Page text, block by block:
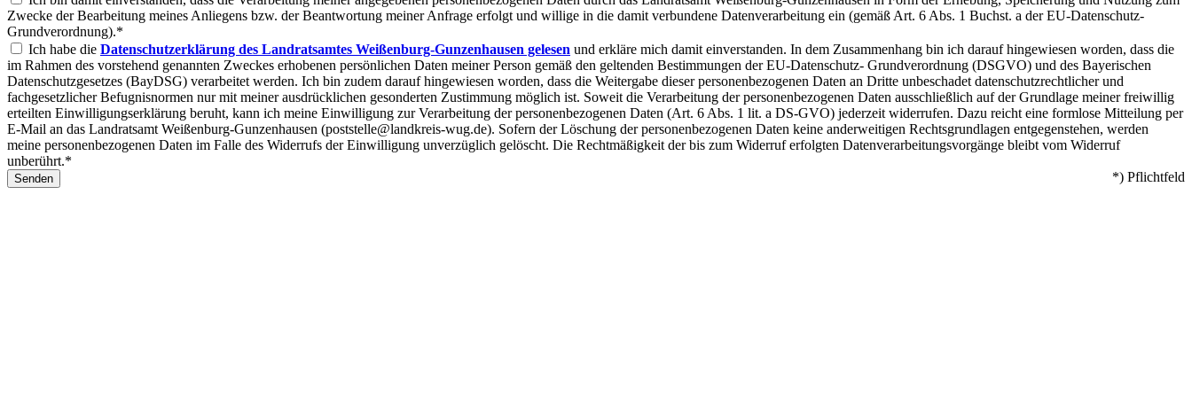
Zwecke der Bearbeitung meines Anliegens bzw. der Beantwortung meiner Anfrage erfolgt und willige in die damit verbundene Datenverarbeitung ein (gemäß Art. 6 Abs. 1 Buchst. a der EU-Datenschutz-
Grundverordnung).*
Ich habe die Datenschutzerklärung des Landratsamtes Weißenburg-Gunzenhausen gelesen und erkläre mich damit einverstanden. In dem Zusammenhang bin ich darauf hingewiesen worden, dass die
im Rahmen des vorstehend genannten Zweckes erhobenen persönlichen Daten meiner Person gemäß den geltenden Bestimmungen der EU-Datenschutz- Grundverordnung (DSGVO) und des Bayerischen
Datenschutzgesetzes (BayDSG) verarbeitet werden. Ich bin zudem darauf hingewiesen worden, dass die Weitergabe dieser personenbezogenen Daten an Dritte unbeschadet datenschutzrechtlicher und
fachgesetzlicher Befugnisnormen nur mit meiner ausdrücklichen gesonderten Zustimmung möglich ist. Soweit die Verarbeitung der personenbezogenen Daten ausschließlich auf der Grundlage meiner freiwillig
erteilten Einwilligungserklärung beruht, kann ich meine Einwilligung zur Verarbeitung der personenbezogenen Daten (Art. 6 Abs. 1 lit. a DS-GVO) jederzeit widerrufen. Dazu reicht eine formlose Mitteilung per
E-Mail an das Landratsamt Weißenburg-Gunzenhausen (poststelle@landkreis-wug.de). Sofern der Löschung der personenbezogenen Daten keine anderweitigen Rechtsgrundlagen entgegenstehen, werden
meine personenbezogenen Daten im Falle des Widerrufs der Einwilligung unverzüglich gelöscht. Die Rechtmäßigkeit der bis zum Widerruf erfolgten Datenverarbeitungsvorgänge bleibt vom Widerruf
unberührt.*
Senden *) Pflichtfeld